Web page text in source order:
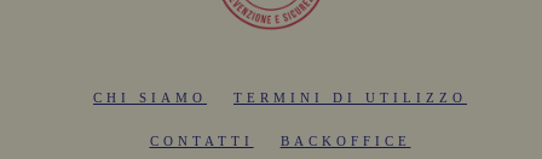
CHI SIAMO TERMINI DI UTILIZZO
CONTATTI BACKOFFICE